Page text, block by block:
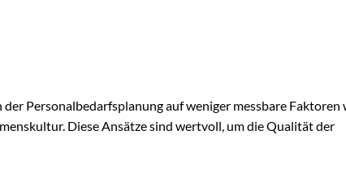
Personalbedarfsplanung auf weniger messbare Faktoren
Diese Ansätze sind wertvoll, um die Qualität der